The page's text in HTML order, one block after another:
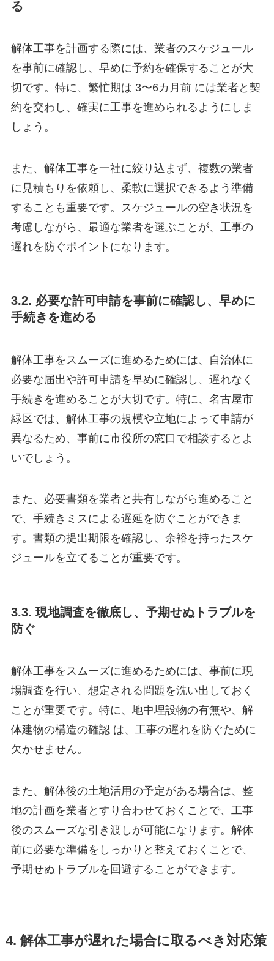
る
解体工事を計画する際には、業者のスケジュール
を事前に確認し、早めに予約を確保することが大
切です。特に、繁忙期は 3〜6カ月前 には業者と契
約を交わし、確実に工事を進められるようにしま
しょう。
また、解体工事を一社に絞り込まず、複数の業者
に見積もりを依頼し、柔軟に選択できるよう準備
することも重要です。スケジュールの空き状況を
考慮しながら、最適な業者を選ぶことが、工事の
遅れを防ぐポイントになります。
3.2. 必要な許可申請を事前に確認し、早めに
手続きを進める
解体工事をスムーズに進めるためには、自治体に
必要な届出や許可申請を早めに確認し、遅れなく
手続きを進めることが大切です。特に、名古屋市
緑区では、解体工事の規模や立地によって申請が
異なるため、事前に市役所の窓口で相談するとよ
いでしょう。
また、必要書類を業者と共有しながら進めること
で、手続きミスによる遅延を防ぐことができま
す。書類の提出期限を確認し、余裕を持ったスケ
ジュールを立てることが重要です。
3.3. 現地調査を徹底し、予期せぬトラブルを
防ぐ
解体工事をスムーズに進めるためには、事前に現
場調査を行い、想定される問題を洗い出しておく
ことが重要です。特に、地中埋設物の有無や、解
体建物の構造の確認 は、工事の遅れを防ぐために
欠かせません。
また、解体後の土地活用の予定がある場合は、整
地の計画を業者とすり合わせておくことで、工事
後のスムーズな引き渡しが可能になります。解体
前に必要な準備をしっかりと整えておくことで、
予期せぬトラブルを回避することができます。
4. 解体工事が遅れた場合に取るべき対応策